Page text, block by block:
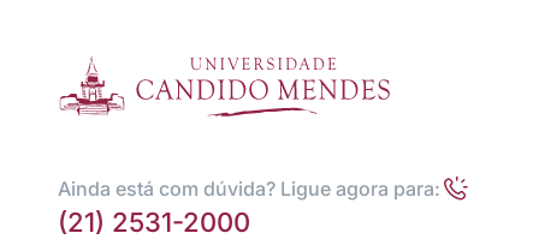
Ainda está com dúvida? Ligue agora para:
(21) 2531-2000